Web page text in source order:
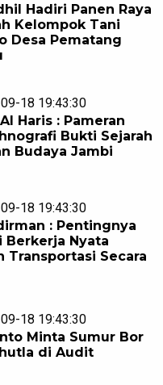
Hadiri Panen Raya
Kelompok Tani
Desa Pematang
18 19:43:30
Haris : Pameran
Bukti Sejarah
Budaya Jambi
18 19:43:30
: Pentingnya
Berkerja Nyata
Transportasi Secara
18 19:43:30
Minta Sumur Bor
di Audit